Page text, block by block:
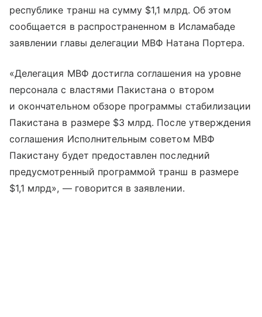
республике транш на сумму $1,1 млрд. Об этом
сообщается в распространенном в Исламабаде
заявлении главы делегации МВФ Натана Портера.
«Делегация МВФ достигла соглашения на уровне
персонала с властями Пакистана о втором
и окончательном обзоре программы стабилизации
Пакистана в размере $3 млрд. После утверждения
соглашения Исполнительным советом МВФ
Пакистану будет предоставлен последний
предусмотренный программой транш в размере
$1,1 млрд», — говорится в заявлении.